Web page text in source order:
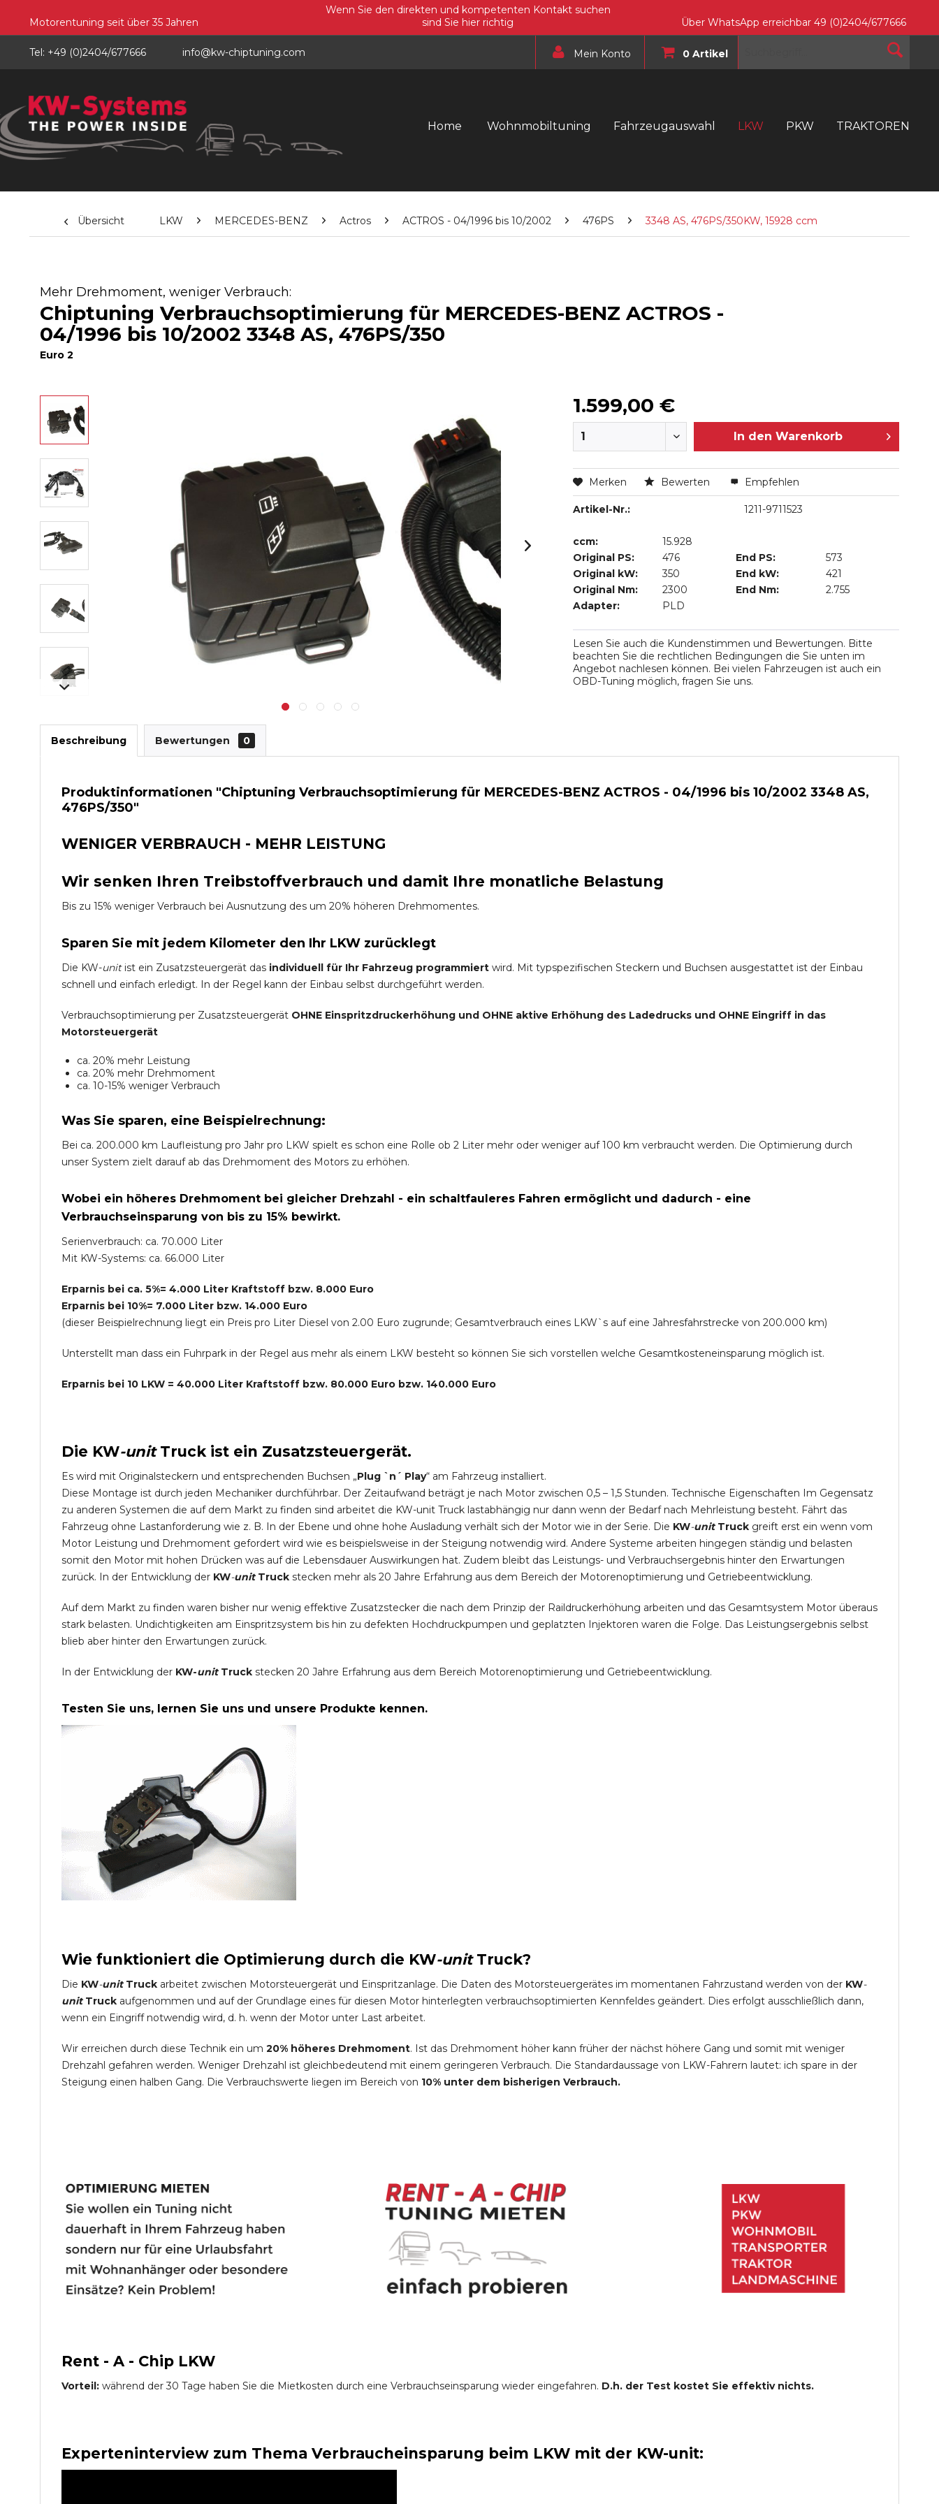
Motorentuning seit über 35 Jahren
Wenn Sie den direkten und kompetenten Kontakt suchen
sind Sie hier richtig
Über WhatsApp erreichbar 49 (0)2404/677666
Tel: +49 (0)2404/677666 info@kw-chiptuning.com Mein Konto 0 Artikel
Home Wohnmobiltuning Fahrzeugauswahl LKW PKW TRAKTOREN
Übersicht LKW MERCEDES-BENZ Actros ACTROS - 04/1996 bis 10/2002 476PS 3348 AS, 476PS/350KW, 15928 ccm
Mehr Drehmoment, weniger Verbrauch:
Chiptuning Verbrauchsoptimierung für MERCEDES-BENZ ACTROS -
04/1996 bis 10/2002 3348 AS, 476PS/350
Euro 2
1.599,00 €
In den Warenkorb
Merken Bewerten Empfehlen
Artikel-Nr.: 1211-9711523
ccm:
15.928
Original PS:
476 End PS:
573
Original kW:
350 End kW:
421
Original Nm:
2300 End Nm:
2.755
Adapter:
PLD
Lesen Sie auch die Kundenstimmen und Bewertungen. Bitte
beachten Sie die rechtlichen Bedingungen die Sie unten im
Angebot nachlesen können. Bei vielen Fahrzeugen ist auch ein
OBD-Tuning möglich, fragen Sie uns.
Beschreibung Bewertungen 0
Produktinformationen "Chiptuning Verbrauchsoptimierung für MERCEDES-BENZ ACTROS - 04/1996 bis 10/2002 3348 AS,
476PS/350"
WENIGER VERBRAUCH - MEHR LEISTUNG
Wir senken Ihren Treibstoffverbrauch und damit Ihre monatliche Belastung
Bis zu 15% weniger Verbrauch bei Ausnutzung des um 20% höheren Drehmomentes.
Sparen Sie mit jedem Kilometer den Ihr LKW zurücklegt
Die KW-unitist ein Zusatzsteuergerät das individuell für Ihr Fahrzeug programmiert wird. Mit typspezifischen Steckern und Buchsen ausgestattet ist der Einbau
schnell und einfach erledigt. In der Regel kann der Einbau selbst durchgeführt werden.
Verbrauchsoptimierung per Zusatzsteuergerät OHNE Einspritzdruckerhöhung und OHNE aktive Erhöhung des Ladedrucks und OHNE Eingriff in das
Motorsteuergerät
ca. 20% mehr Leistung
ca. 20% mehr Drehmoment
ca. 10-15% weniger Verbrauch
Was Sie sparen, eine Beispielrechnung:
Bei ca. 200.000 km Laufleistung pro Jahr pro LKW spielt es schon eine Rolle ob 2 Liter mehr oder weniger auf 100 km verbraucht werden. Die Optimierung durch
unser System zielt darauf ab das Drehmoment des Motors zu erhöhen.
Wobei ein höheres Drehmoment bei gleicher Drehzahl - ein schaltfauleres Fahren ermöglicht und dadurch - eine
Verbrauchseinsparung von bis zu 15% bewirkt.
Serienverbrauch: ca. 70.000 Liter
Mit KW-Systems: ca. 66.000 Liter
Erparnis bei ca. 5%= 4.000 Liter Kraftstoff bzw. 8.000 Euro
Erparnis bei 10%= 7.000 Liter bzw. 14.000 Euro
(dieser Beispielrechnung liegt ein Preis pro Liter Diesel von 2.00 Euro zugrunde; Gesamtverbrauch eines LKW`s auf eine Jahresfahrstrecke von 200.000 km)
Unterstellt man dass ein Fuhrpark in der Regel aus mehr als einem LKW besteht so können Sie sich vorstellen welche Gesamtkosteneinsparung möglich ist.
Erparnis bei 10 LKW = 40.000 Liter Kraftstoff bzw. 80.000 Euro bzw. 140.000 Euro
Die KW-unit Truckist ein Zusatzsteuergerät.
Es wird mit Originalsteckern und entsprechenden Buchsen „Plug `n´ Play“ am Fahrzeug installiert.
Diese Montage ist durch jeden Mechaniker durchführbar. Der Zeitaufwand beträgt je nach Motor zwischen 0,5 – 1,5 Stunden. Technische Eigenschaften Im Gegensatz
zu anderen Systemen die auf dem Markt zu finden sind arbeitet die KW-unit Truck lastabhängig nur dann wenn der Bedarf nach Mehrleistung besteht. Fährt das
Fahrzeug ohne Lastanforderung wie z. B. In der Ebene und ohne hohe Ausladung verhält sich der Motor wie in der Serie. Die KW-unit Truck greift erst ein wenn vom
Motor Leistung und Drehmoment gefordert wird wie es beispielsweise in der Steigung notwendig wird. Andere Systeme arbeiten hingegen ständig und belasten
somit den Motor mit hohen Drücken was auf die Lebensdauer Auswirkungen hat. Zudem bleibt das Leistungs- und Verbrauchsergebnis hinter den Erwartungen
zurück. In der Entwicklung der KW-unit Truck stecken mehr als 20 Jahre Erfahrung aus dem Bereich der Motorenoptimierung und Getriebeentwicklung.
Auf dem Markt zu finden waren bisher nur wenig effektive Zusatzstecker die nach dem Prinzip der Raildruckerhöhung arbeiten und das Gesamtsystem Motor überaus
stark belasten. Undichtigkeiten am Einspritzsystem bis hin zu defekten Hochdruckpumpen und geplatzten Injektoren waren die Folge. Das Leistungsergebnis selbst
blieb aber hinter den Erwartungen zurück.
In der Entwicklung der KW-unitTruck stecken 20 Jahre Erfahrung aus dem Bereich Motorenoptimierung und Getriebeentwicklung.
Testen Sie uns, lernen Sie uns und unsere Produkte kennen.
Wie funktioniert die Optimierung durch die KW-unit Truck?
Die KW-unit Truck arbeitet zwischen Motorsteuergerät und Einspritzanlage. Die Daten des Motorsteuergerätes im momentanen Fahrzustand werden von der KW-
unit Truck aufgenommen und auf der Grundlage eines für diesen Motor hinterlegten verbrauchsoptimierten Kennfeldes geändert. Dies erfolgt ausschließlich dann,
wenn ein Eingriff notwendig wird, d. h. wenn der Motor unter Last arbeitet.
Wir erreichen durch diese Technik ein um 20% höheres Drehmoment. Ist das Drehmoment höher kann früher der nächst höhere Gang und somit mit weniger
Drehzahl gefahren werden. Weniger Drehzahl ist gleichbedeutend mit einem geringeren Verbrauch. Die Standardaussage von LKW-Fahrern lautet: ich spare in der
Steigung einen halben Gang. Die Verbrauchswerte liegen im Bereich von 10% unter dem bisherigen Verbrauch.
Rent - A - Chip LKW
Vorteil: während der 30 Tage haben Sie die Mietkosten durch eine Verbrauchseinsparung wieder eingefahren. D.h. der Test kostet Sie effektiv nichts.
Experteninterview zum Thema Verbraucheinsparung beim LKW mit der KW-unit: